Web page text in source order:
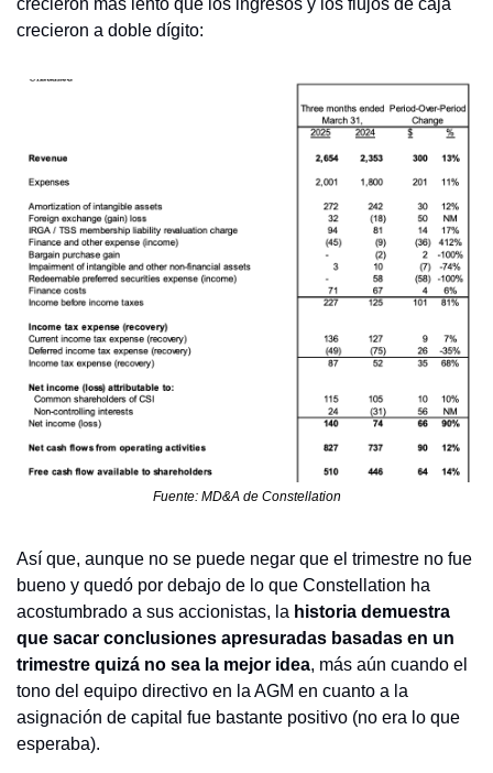
crecieron más lento que los ingresos y los flujos de caja
crecieron a doble dígito:
Fuente: MD&A de Constellation
Así que, aunque no se puede negar que el trimestre no fue
bueno y quedó por debajo de lo que Constellation ha
acostumbrado a sus accionistas, la historia demuestra
que sacar conclusiones apresuradas basadas en un
trimestre quizá no sea la mejor idea, más aún cuando el
tono del equipo directivo en la AGM en cuanto a la
asignación de capital fue bastante positivo (no era lo que
esperaba).